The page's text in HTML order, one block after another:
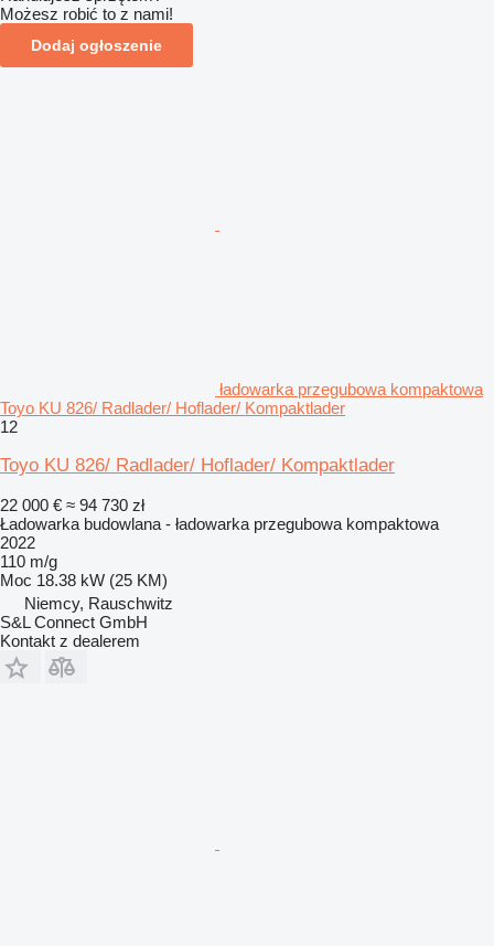
Możesz robić to z nami!
Dodaj ogłoszenie
ładowarka przegubowa kompaktowa
Toyo KU 826/ Radlader/ Hoflader/ Kompaktlader
12
Toyo KU 826/ Radlader/ Hoflader/ Kompaktlader
22 000 € ≈ 94 730 zł
Ładowarka budowlana - ładowarka przegubowa kompaktowa
2022
110 m/g
Moc 18.38 kW (25 KM)
Niemcy, Rauschwitz
S&L Connect GmbH
Kontakt z dealerem